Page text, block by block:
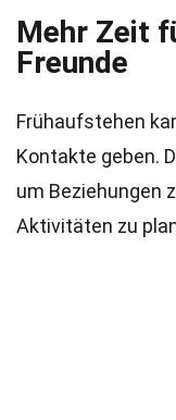
Mehr Zeit
Freunde
Frühaufstehen
Kontakte geben.
um Beziehungen
Aktivitäten zu